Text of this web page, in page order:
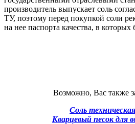
производитель выпускает соль
ТУ, поэтому перед покупкой соли
на нее паспорта качества, в которых
Возможно, Вас также
Соль
Кварцевый песок для